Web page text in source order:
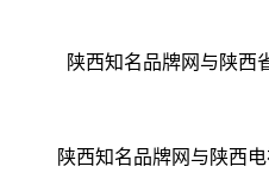
陕西知名品牌网与陕西
陕西知名品牌网与陕西